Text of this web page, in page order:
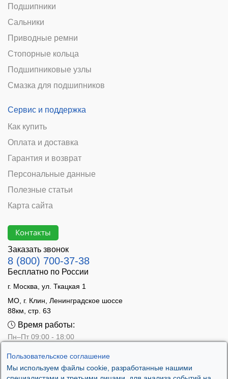
Пользовательское соглашение
Мы используем файлы cookie, разработанные нашими
Подшипники
Сальники
Приводные ремни
Стопорные кольца
Подшипниковые узлы
Смазка для подшипников
Сервис и поддержка
Как купить
Оплата и доставка
Гарантия и возврат
Персональные данные
Полезные статьи
Карта сайта
Контакты
Заказать звонок
8 (800) 700-37-38
Бесплатно по России
г. Москва, ул. Ткацкая 1
МО, г. Клин, Ленинградское шоссе
88км, стр. 63
Время работы:
Пн–Пт 09:00 - 18:00
Вс - выходной